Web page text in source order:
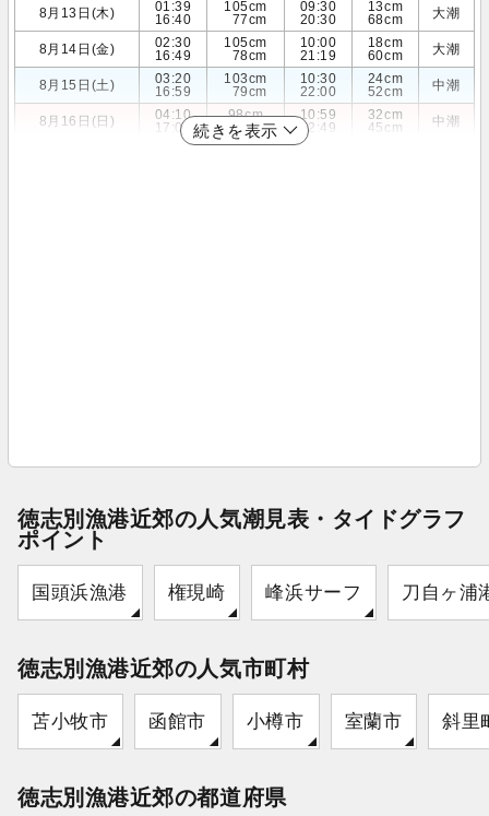
8月13日(木)
01:39
16:40
105cm
77cm
09:30
20:30
13cm
68cm
大潮
8月14日(金)
02:30
16:49
105cm
78cm
10:00
21:19
18cm
60cm
大潮
8月15日(土)
03:20
16:59
103cm
79cm
10:30
22:00
24cm
52cm
中潮
8月16日(日)
04:10
17:00
98cm
82cm
10:59
22:49
32cm
45cm
中潮
続きを表示
徳志別漁港近郊の人気潮見表・タイドグラフ
ポイント
国頭浜漁港 権現崎 峰浜サーフ 刀自ヶ浦
徳志別漁港近郊の人気市町村
苫小牧市 函館市 小樽市 室蘭市 斜里
徳志別漁港近郊の都道府県